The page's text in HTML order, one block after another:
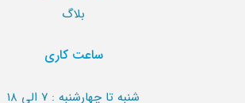
بلاگ
ساعت کاری
شنبه تا چهارشنبه : ۷ الی ۱۸